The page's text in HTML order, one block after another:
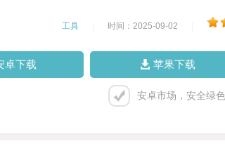
工具 时间：2025-09-02
卓下载 苹果下载
安卓市场，安全绿色